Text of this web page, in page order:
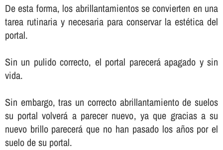
De esta forma, los abrillantamientos se convierten en una
tarea rutinaria y necesaria para conservar la estética del
portal.
Sin un pulido correcto, el portal parecerá apagado y sin
vida.
Sin embargo, tras un correcto abrillantamiento de suelos
su portal volverá a parecer nuevo, ya que gracias a su
nuevo brillo parecerá que no han pasado los años por el
suelo de su portal.